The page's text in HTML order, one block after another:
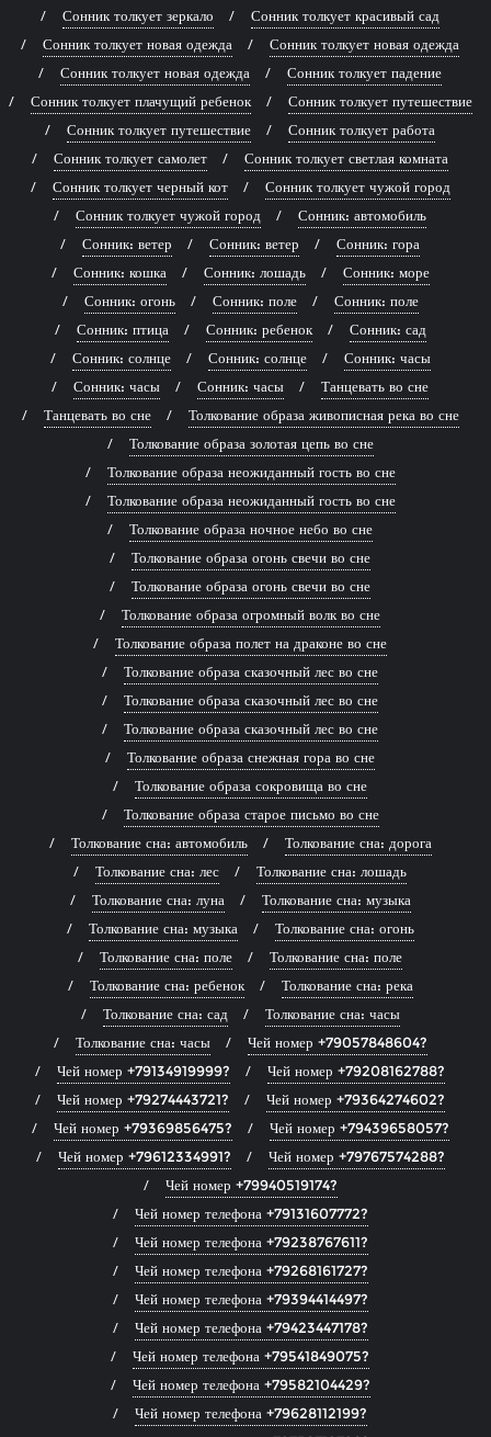
Сонник толкует зеркало
Сонник толкует красивый сад
Сонник толкует новая одежда
Сонник толкует новая одежда
Сонник толкует новая одежда
Сонник толкует падение
Сонник толкует плачущий ребенок
Сонник толкует путешествие
Сонник толкует путешествие
Сонник толкует работа
Сонник толкует самолет
Сонник толкует светлая комната
Сонник толкует черный кот
Сонник толкует чужой город
Сонник толкует чужой город
Сонник: автомобиль
Сонник: ветер
Сонник: ветер
Сонник: гора
Сонник: кошка
Сонник: лошадь
Сонник: море
Сонник: огонь
Сонник: поле
Сонник: поле
Сонник: птица
Сонник: ребенок
Сонник: сад
Сонник: солнце
Сонник: солнце
Сонник: часы
Сонник: часы
Сонник: часы
Танцевать во сне
Танцевать во сне
Толкование образа живописная река во сне
Толкование образа золотая цепь во сне
Толкование образа неожиданный гость во сне
Толкование образа неожиданный гость во сне
Толкование образа ночное небо во сне
Толкование образа огонь свечи во сне
Толкование образа огонь свечи во сне
Толкование образа огромный волк во сне
Толкование образа полет на драконе во сне
Толкование образа сказочный лес во сне
Толкование образа сказочный лес во сне
Толкование образа сказочный лес во сне
Толкование образа снежная гора во сне
Толкование образа сокровища во сне
Толкование образа старое письмо во сне
Толкование сна: автомобиль
Толкование сна: дорога
Толкование сна: лес
Толкование сна: лошадь
Толкование сна: луна
Толкование сна: музыка
Толкование сна: музыка
Толкование сна: огонь
Толкование сна: поле
Толкование сна: поле
Толкование сна: ребенок
Толкование сна: река
Толкование сна: сад
Толкование сна: часы
Толкование сна: часы
Чей номер +79057848604?
Чей номер +79134919999?
Чей номер +79208162788?
Чей номер +79274443721?
Чей номер +79364274602?
Чей номер +79369856475?
Чей номер +79439658057?
Чей номер +79612334991?
Чей номер +79767574288?
Чей номер +79940519174?
Чей номер телефона +79131607772?
Чей номер телефона +79238767611?
Чей номер телефона +79268161727?
Чей номер телефона +79394414497?
Чей номер телефона +79423447178?
Чей номер телефона +79541849075?
Чей номер телефона +79582104429?
Чей номер телефона +79628112199?